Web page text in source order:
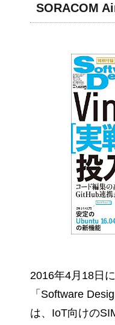
SORACOM
2016年4月18日
「Software
は、IoT向けの